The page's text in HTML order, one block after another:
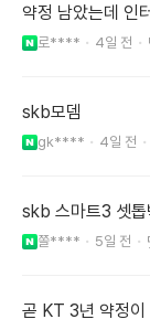
약정 남았는데 인
로**** 4일 전
skb모뎀
gk**** 4일 전
skb 스마트3 셋톱
쫄**** 5일 전
곧 KT 3년 약정이